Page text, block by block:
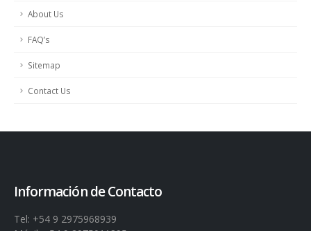
About Us
FAQ’s
Sitemap
Contact Us
Información de Contacto
Tel: +54 9 2975968939